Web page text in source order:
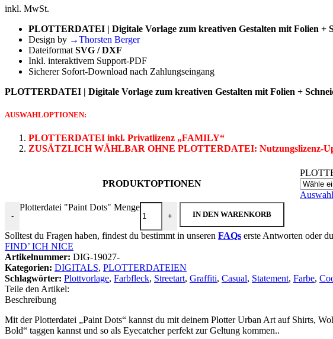
inkl. MwSt.
PLOTTERDATEI | Digitale Vorlage zum kreativen Gestalten mit Folien +
Design by →Thorsten Berger
Dateiformat SVG / DXF
Inkl. interaktivem Support-PDF
Sicherer Sofort-Download nach Zahlungseingang
PLOTTERDATEI | Digitale Vorlage zum kreativen Gestalten mit Folien +
AUSWAHLOPTIONEN:
PLOTTERDATEI inkl. Privatlizenz „FAMILY“
ZUSÄTZLICH WÄHLBAR OHNE PLOTTERDATEI: Nutzungslizenz-
PRODUKTOPTIONEN
-
Plotterdatei "Paint Dots" Menge
+ IN DEN WARENKORB
Solltest du Fragen haben, findest du bestimmt in unseren FAQs erste Antworten oder
FIND’ ICH NICE
Artikelnummer: DIG-19027-
Kategorien: DIGITALS, PLOTTERDATEIEN
Schlagwörter: Plottvorlage, Farbfleck, Streetart, Graffiti, Casual, Statement, Farbe,
Teile den Artikel:
Beschreibung
Mit der Plotterdatei „Paint Dots“ kannst du mit deinem Plotter Urban Art auf Shirts,
Bold“ taggen kannst und so als Eyecatcher perfekt zur Geltung kommen..